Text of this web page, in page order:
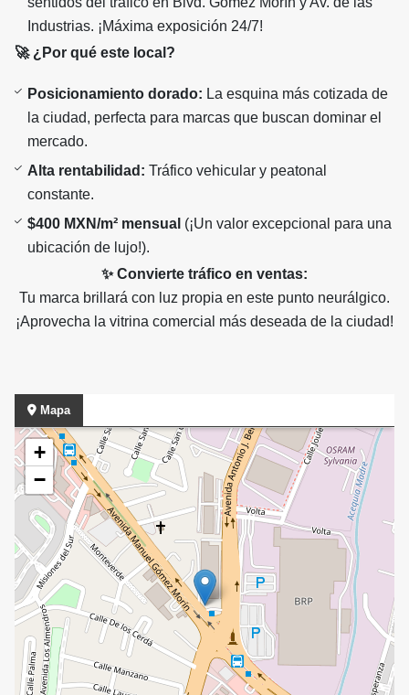
Industrias. ¡Máxima exposición 24/7!
🚀 ¿Por qué este local?
Posicionamiento dorado: La esquina más cotizada de
la ciudad, perfecta para marcas que buscan dominar el
mercado.
Alta rentabilidad: Tráfico vehicular y peatonal
constante.
$400 MXN/m² mensual (¡Un valor excepcional para una
ubicación de lujo!).
✨ Convierte tráfico en ventas:
Tu marca brillará con luz propia en este punto neurálgico.
¡Aprovecha la vitrina comercial más deseada de la ciudad!
Mapa
+
−